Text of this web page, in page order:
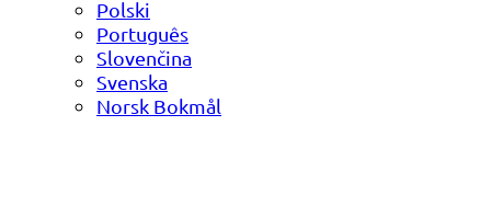
Polski
Português
Slovenčina
Svenska
Norsk Bokmål